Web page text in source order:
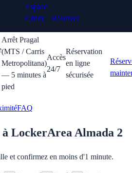
Espace
Client
Réserver
Arrêt Pragal
(MTS / Carris
Metropolitana)
— 5 minutes à
pied
Accès
24/7
Réservation
en ligne
sécurisée
FAQ
LockerArea Almada 2
et confirmez en moins d'1 minute.